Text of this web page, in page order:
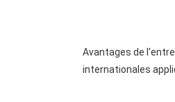
Avantages de
internationales